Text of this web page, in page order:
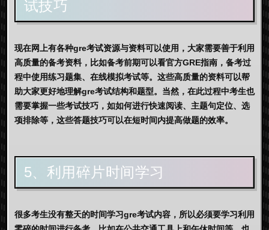
试技巧
现在网上有各种gre考试资源与资料可以使用，大家需要善于利用
高质量的备考资料，比如备考前期可以看官方GRE指南，备考过
程中使用练习题集、在线模拟考试等。这些高质量的资料可以帮
助大家更好地理解gre考试结构和题型。当然，在此过程中考生也
需要掌握一些考试技巧，如如何进行快速阅读、主题句定位、选
项排除等，这些答题技巧可以在短时间内提高做题的效率。
5、利用碎片时间学习
很多考生没有整天的时间学习gre考试内容，所以必须要学习利用